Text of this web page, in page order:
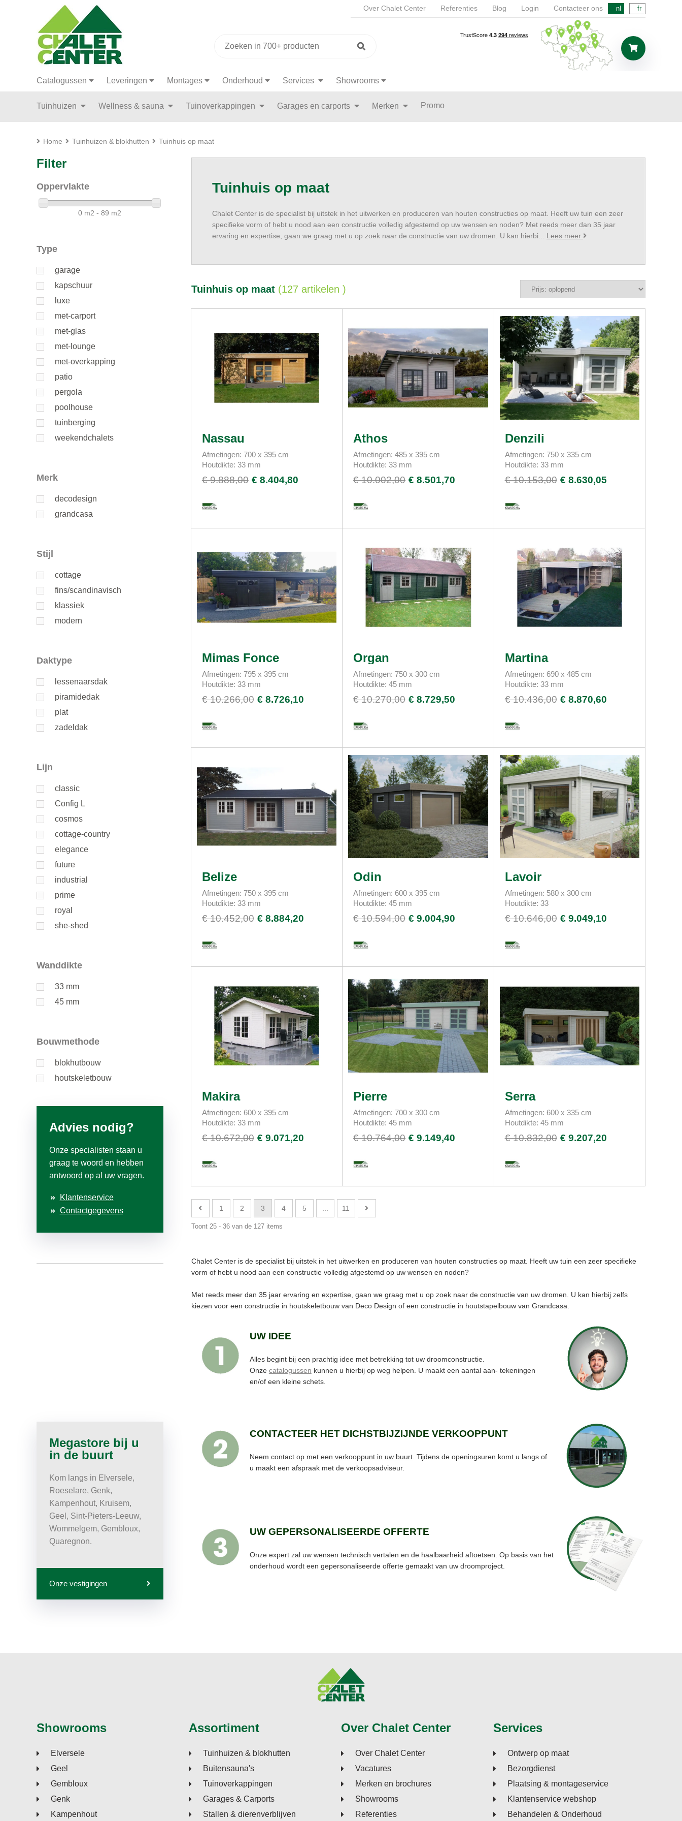
Over Chalet Center Referenties Blog Login Contacteer ons nl fr
Catalogussen Leveringen Montages Onderhoud Services Showrooms
Tuinhuizen Wellness & sauna Tuinoverkappingen Garages en carports Merken Promo
Home Tuinhuizen & blokhutten Tuinhuis op maat
Filter
Oppervlakte
0 m2 - 89 m2
Type
garage
kapschuur
luxe
met-carport
met-glas
met-lounge
met-overkapping
patio
pergola
poolhouse
tuinberging
weekendchalets
Merk
decodesign
grandcasa
Stijl
cottage
fins/scandinavisch
klassiek
modern
Daktype
lessenaarsdak
piramidedak
plat
zadeldak
Lijn
classic
Config L
cosmos
cottage-country
elegance
future
industrial
prime
royal
she-shed
Wanddikte
33 mm
45 mm
Bouwmethode
blokhutbouw
houtskeletbouw
Advies nodig?
Onze specialisten staan u
graag te woord en hebben
antwoord op al uw vragen.
Klantenservice
Contactgegevens
Megastore bij u
in de buurt
Kom langs in Elversele,
Roeselare, Genk,
Kampenhout, Kruisem,
Geel, Sint-Pieters-Leeuw,
Wommelgem, Gembloux,
Quaregnon.
Onze vestigingen
Tuinhuis op maat
Chalet Center is de specialist bij uitstek in het uitwerken en produceren van houten constructies op maat. Heeft uw tuin een zeer
specifieke vorm of hebt u nood aan een constructie volledig afgestemd op uw wensen en noden? Met reeds meer dan 35 jaar
ervaring en expertise, gaan we graag met u op zoek naar de constructie van uw dromen. U kan hierbi... Lees meer
Tuinhuis op maat (127 artikelen )
Nassau
Afmetingen: 700 x 395 cm
Houtdikte: 33 mm
€ 9.888,00 € 8.404,80
Athos
Afmetingen: 485 x 395 cm
Houtdikte: 33 mm
€ 10.002,00 € 8.501,70
Denzili
Afmetingen: 750 x 335 cm
Houtdikte: 33 mm
€ 10.153,00 € 8.630,05
Mimas Fonce
Afmetingen: 795 x 395 cm
Houtdikte: 33 mm
€ 10.266,00 € 8.726,10
Organ
Afmetingen: 750 x 300 cm
Houtdikte: 45 mm
€ 10.270,00 € 8.729,50
Martina
Afmetingen: 690 x 485 cm
Houtdikte: 33 mm
€ 10.436,00 € 8.870,60
Belize
Afmetingen: 750 x 395 cm
Houtdikte: 33 mm
€ 10.452,00 € 8.884,20
Odin
Afmetingen: 600 x 395 cm
Houtdikte: 45 mm
€ 10.594,00 € 9.004,90
Lavoir
Afmetingen: 580 x 300 cm
Houtdikte: 33
€ 10.646,00 € 9.049,10
Makira
Afmetingen: 600 x 395 cm
Houtdikte: 33 mm
€ 10.672,00 € 9.071,20
Pierre
Afmetingen: 700 x 300 cm
Houtdikte: 45 mm
€ 10.764,00 € 9.149,40
Serra
Afmetingen: 600 x 335 cm
Houtdikte: 45 mm
€ 10.832,00 € 9.207,20
1 2 3 4 5 11
Toont 25 - 36 van de 127 items
Chalet Center is de specialist bij uitstek in het uitwerken en produceren van houten constructies op maat. Heeft uw tuin een zeer specifieke
vorm of hebt u nood aan een constructie volledig afgestemd op uw wensen en noden?
Met reeds meer dan 35 jaar ervaring en expertise, gaan we graag met u op zoek naar de constructie van uw dromen. U kan hierbij zelfs
kiezen voor een constructie in houtskeletbouw van Deco Design of een constructie in houtstapelbouw van Grandcasa.
UW IDEE
Alles begint bij een prachtig idee met betrekking tot uw droomconstructie.
Onze catalogussen kunnen u hierbij op weg helpen. U maakt een aantal aan- tekeningen
en/of een kleine schets.
CONTACTEER HET DICHSTBIJZIJNDE VERKOOPPUNT
Neem contact op met een verkooppunt in uw buurt. Tijdens de openingsuren komt u langs of
u maakt een afspraak met de verkoopsadviseur.
UW GEPERSONALISEERDE OFFERTE
Onze expert zal uw wensen technisch vertalen en de haalbaarheid aftoetsen. Op basis van het
onderhoud wordt een gepersonaliseerde offerte gemaakt van uw droomproject.
Showrooms
Elversele
Geel
Gembloux
Genk
Kampenhout
Assortiment
Tuinhuizen & blokhutten
Buitensauna's
Tuinoverkappingen
Garages & Carports
Stallen & dierenverblijven
Over Chalet Center
Over Chalet Center
Vacatures
Merken en brochures
Showrooms
Referenties
Services
Ontwerp op maat
Bezorgdienst
Plaatsing & montageservice
Klantenservice webshop
Behandelen & Onderhoud